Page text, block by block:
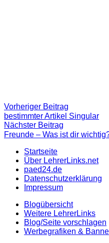
Beitragsnavigation
Vorheriger Beitrag
Beitrag:
bestimmter Artikel Singular
Nächster Beitrag
Beitrag
Freunde – Was ist dir
Startseite
Über LehrerLinks.net
paed24.de
Datenschutzerklärung
Impressum
Blogübersicht
Weitere LehrerLinks
Blog/Seite vorschlagen
Werbegrafiken &